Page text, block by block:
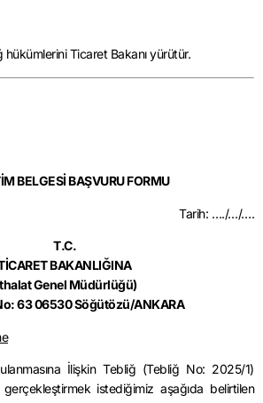
hükümlerini Ticaret Bakanı yürütür.
BELGESİ BAŞVURU FORMU
Tarih: …./…/….
T.C.
BAKANLIĞINA
Genel Müdürlüğü)
63 06530 Söğütözü/ANKARA
İlişkin Tebliğ (Tebliğ No: 2025/1)
gerçekleştirmek istediğimiz aşağıda belirtilen